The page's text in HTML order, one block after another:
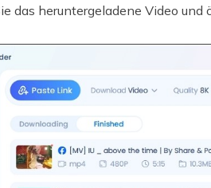
das heruntergeladene Video